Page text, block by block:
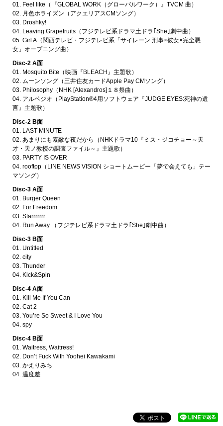
01. Feel like（『GLOBAL WORK（グローバルワーク）』TVCM 曲）
02. 月色ホライズン（アクエリアスCMソング）
03. Droshky!
04. Leaving Grapefruits（フジテレビ系ドラマ土ドラ｢She｣劇中曲）
05. Girl A（関西テレビ・フジテレビ系「サイレーン 刑事×彼女×完全悪
女」オープニング曲）
Disc-2 A面
01. Mosquito Bite（映画『BLEACH』主題歌）
02. ムーンソング（三井住友カードApple Pay CMソング）
03. Philosophy（NHK [Alexandros]１８祭曲）
04. アルペジオ（PlayStation®4用ソフトウェア『JUDGE EYES:死神の遺
言』主題歌）
Disc-2 B面
01. LAST MINUTE
02. あまりにも素敵な夜だから（NHKドラマ10『ミス・ジコチョー～天
才・天ノ教授の調査ファイル～』主題歌）
03. PARTY IS OVER
04. rooftop（LINE NEWS VISION ショートムービー「夢で会えても」テー
マソング）
Disc-3 A面
01. Burger Queen
02. For Freedom
03. Starrrrrrr
04. Run Away （フジテレビ系ドラマ土ドラ｢She｣劇中曲）
Disc-3 B面
01. Untitled
02. city
03. Thunder
04. Kick&Spin
Disc-4 A面
01. Kill Me If You Can
02. Cat 2
03. You’re So Sweet & I Love You
04. spy
Disc-4 B面
01. Waitress, Waitress!
02. Don’t Fuck With Yoohei Kawakami
03. かえりみち
04. 温度差